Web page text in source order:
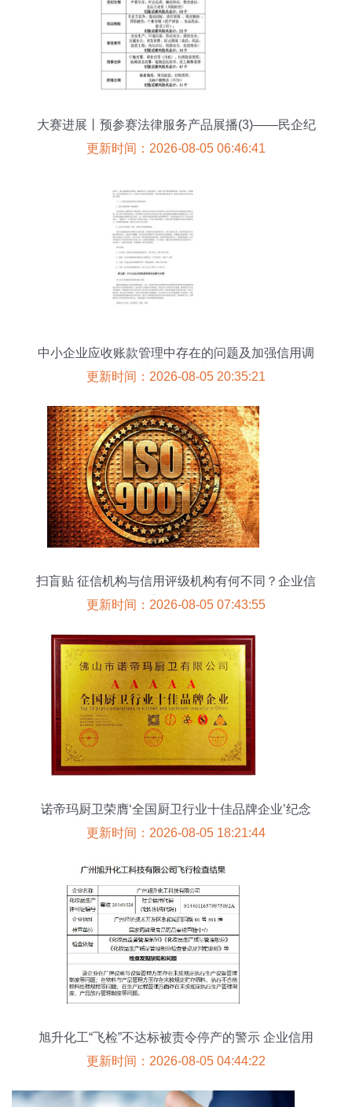
大赛进展丨预参赛法律服务产品展播(3)——民企纪
检监察合规专项与企业信用调查和评估
更新时间：2026-08-05 06:46:41
中小企业应收账款管理中存在的问题及加强信用调
查与评估的对策
更新时间：2026-08-05 20:35:21
扫盲贴 征信机构与信用评级机构有何不同？企业信
用调查≠盲目信赖一次评分
更新时间：2026-08-05 07:43:55
诺帝玛厨卫荣膺‘全国厨卫行业十佳品牌企业’纪念
其业内卓越表现及信用评估指标详析
更新时间：2026-08-05 18:21:44
旭升化工“飞检”不达标被责令停产的警示 企业信用
危机信号显现
更新时间：2026-08-05 04:44:22